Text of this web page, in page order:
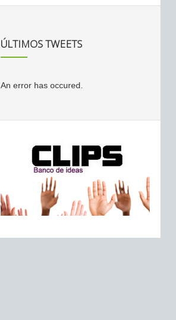
ÚLTIMOS TWEETS
An error has occured.